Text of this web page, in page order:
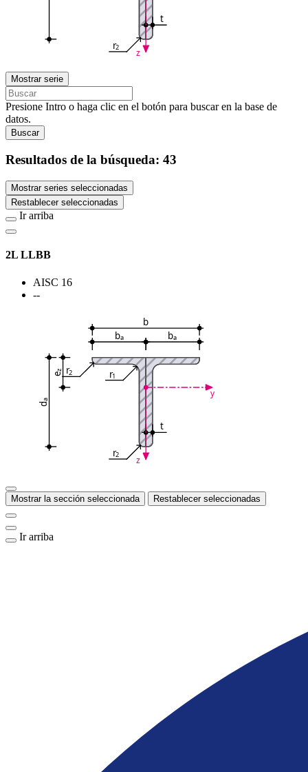
r2
t
z
Mostrar serie
Presione Intro o haga clic en el botón para buscar en la base de
datos.
Buscar
Resultados de la búsqueda: 43
Mostrar series seleccionadas
Restablecer seleccionadas
Ir arriba
2L LLBB
AISC 16
--
ba ba
b
r2 r1
r2
t
d
a
e
z
y
z
Mostrar la sección seleccionada Restablecer seleccionadas
Ir arriba